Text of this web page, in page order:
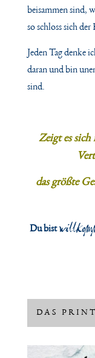
beisammen sind,
so schloss sich der
Jeden Tag denke
daran und bin
sind.
Zeigt es sich
das größte
Du bist
DAS